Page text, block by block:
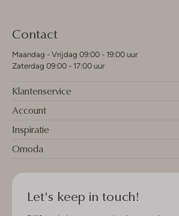
Contact
Maandag - Vrijdag 09:00 - 19:00 uur
Zaterdag 09:00 - 17:00 uur
Klantenservice
Account
Inspiratie
Omoda
Let's keep in touch!